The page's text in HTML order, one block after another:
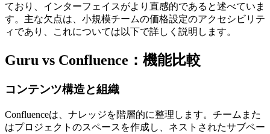
ており、インターフェイスがより直感的であると述べていま
す。主な欠点は、小規模チームの価格設定のアクセシビリテ
ィであり、これについては以下で詳しく説明します。
Guru vs Confluence：機能比較
コンテンツ構造と組織
Confluenceは、ナレッジを階層的に整理します。チームまた
はプロジェクトのスペースを作成し、ネストされたサブペー